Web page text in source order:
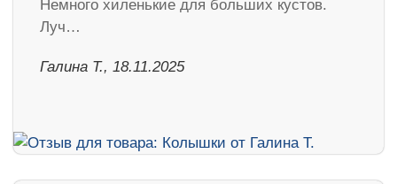
Немного хиленькие для больших кустов.
Луч…
Галина Т., 18.11.2025